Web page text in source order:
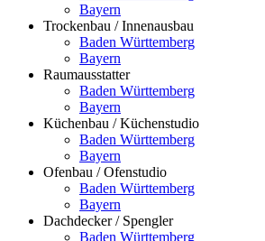
Bayern
Trockenbau / Innenausbau
Baden Württemberg
Bayern
Raumausstatter
Baden Württemberg
Bayern
Küchenbau / Küchenstudio
Baden Württemberg
Bayern
Ofenbau / Ofenstudio
Baden Württemberg
Bayern
Dachdecker / Spengler
Baden Württemberg